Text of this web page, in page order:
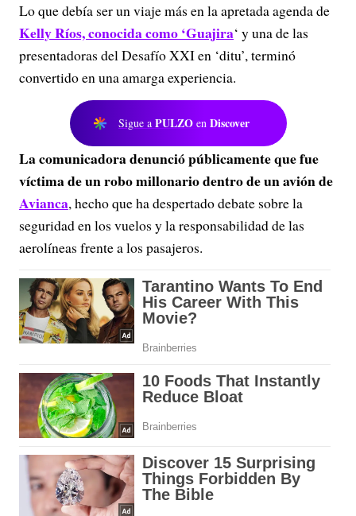
Lo que debía ser un viaje más en la apretada agenda de
Kelly Ríos, conocida como ‘Guajira‘ y una de las
presentadoras delDesafío XXI en ‘ditu’, terminó
convertido en una amarga experiencia.
Sigue a PULZO en Discover
La comunicadora denunció públicamente que fue
víctima de un robo millonario dentro de un avión de
Avianca, hecho que ha despertado debate sobre la
seguridad en los vuelos y la responsabilidad de las
aerolíneas frente a los pasajeros.